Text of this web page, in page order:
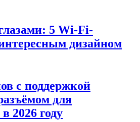
5 Wi-Fi-
дизайном
с поддержкой
для
2026 году